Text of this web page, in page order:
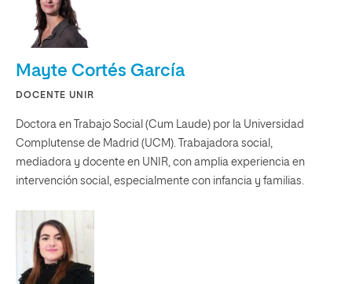
Mayte Cortés García
DOCENTE UNIR
Doctora en Trabajo Social (Cum Laude) por la Universidad
Complutense de Madrid (UCM). Trabajadora social,
mediadora y docente en UNIR, con amplia experiencia en
intervención social, especialmente con infancia y familias.